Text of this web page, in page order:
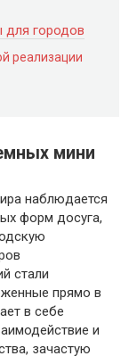
для городов
реализации
мини
наблюдается
форм досуга,
стали
прямо в
в себе
и
зачастую